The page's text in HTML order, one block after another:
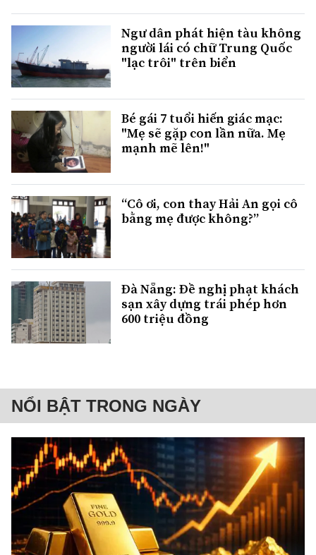
Ngư dân phát hiện tàu không
người lái có chữ Trung Quốc
"lạc trôi" trên biển
Bé gái 7 tuổi hiến giác mạc:
"Mẹ sẽ gặp con lần nữa. Mẹ
mạnh mẽ lên!"
“Cô ơi, con thay Hải An gọi cô
bằng mẹ được không?”
Đà Nẵng: Đề nghị phạt khách
sạn xây dựng trái phép hơn
600 triệu đồng
NỔI BẬT TRONG NGÀY